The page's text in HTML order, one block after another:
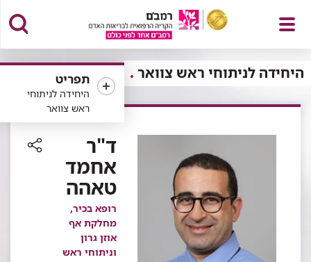
פתח
תפריט
תפריט
היחידה לניתוחי
ראש צוואר
היחידה לניתוחי ראש צוואר
ד"ר
אחמד
טאהה
רופא בכיר,
מחלקת אף
אוזן גרון
וניתוחי ראש